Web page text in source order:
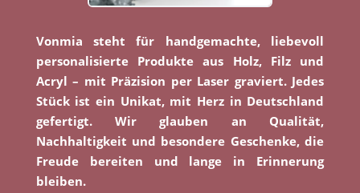
Vonmia steht für handgemachte, liebevoll
personalisierte Produkte aus Holz, Filz und
Acryl – mit Präzision per Laser graviert. Jedes
Stück ist ein Unikat, mit Herz in Deutschland
gefertigt. Wir glauben an Qualität,
Nachhaltigkeit und besondere Geschenke, die
Freude bereiten und lange in Erinnerung
bleiben.